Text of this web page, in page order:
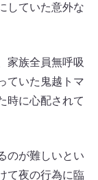
していた意外な
家族全員無呼吸
ていた鬼越トマ
時に心配されて
のが難しいとい
て夜の行為に臨